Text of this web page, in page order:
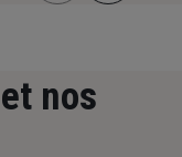
et nos